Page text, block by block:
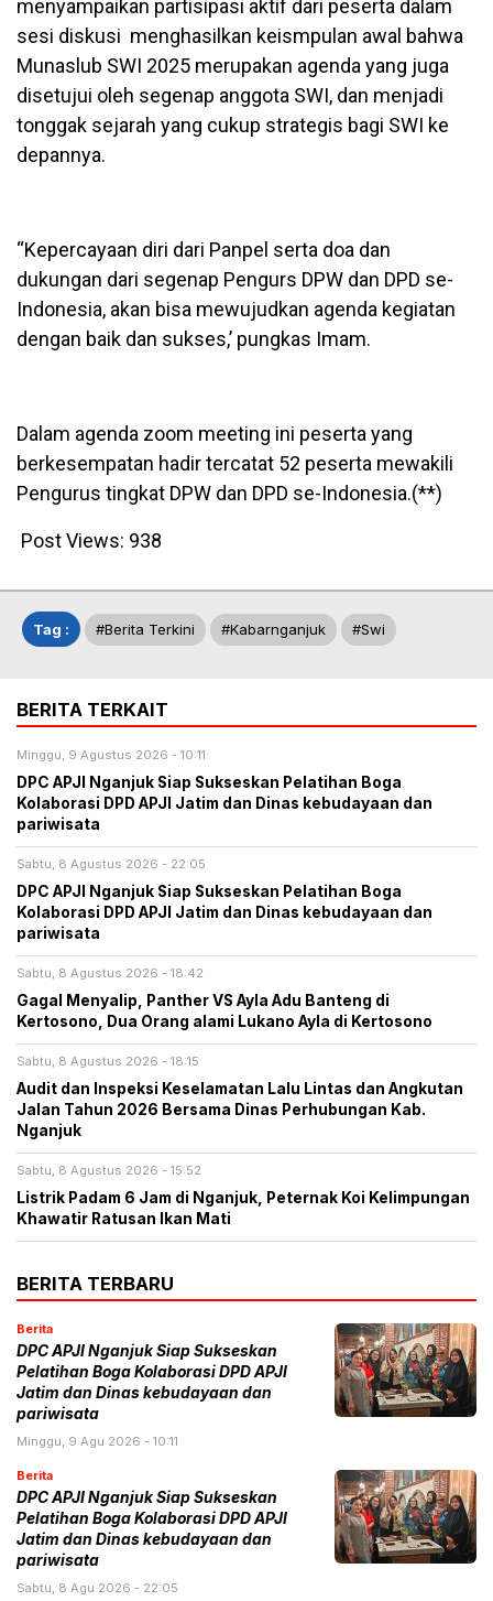
menyampaikan partisipasi aktif dari peserta dalam
sesi diskusi menghasilkan keismpulan awal bahwa
Munaslub SWI 2025 merupakan agenda yang juga
disetujui oleh segenap anggota SWI, dan menjadi
tonggak sejarah yang cukup strategis bagi SWI ke
depannya.
“Kepercayaan diri dari Panpel serta doa dan
dukungan dari segenap Pengurs DPW dan DPD se-
Indonesia, akan bisa mewujudkan agenda kegiatan
dengan baik dan sukses,’ pungkas Imam.
Dalam agenda zoom meeting ini peserta yang
berkesempatan hadir tercatat 52 peserta mewakili
Pengurus tingkat DPW dan DPD se-Indonesia.(**)
Post Views: 938
Tag : #berita Terkini #kabarnganjuk #swi
BERITA TERKAIT
Minggu, 9 Agustus 2026 - 10:11
DPC APJI Nganjuk Siap Sukseskan Pelatihan Boga
Kolaborasi DPD APJI Jatim dan Dinas kebudayaan dan
pariwisata
Sabtu, 8 Agustus 2026 - 22:05
DPC APJI Nganjuk Siap Sukseskan Pelatihan Boga
Kolaborasi DPD APJI Jatim dan Dinas kebudayaan dan
pariwisata
Sabtu, 8 Agustus 2026 - 18:42
Gagal Menyalip, Panther VS Ayla Adu Banteng di
Kertosono, Dua Orang alami Lukano Ayla di Kertosono
Sabtu, 8 Agustus 2026 - 18:15
Audit dan Inspeksi Keselamatan Lalu Lintas dan Angkutan
Jalan Tahun 2026 Bersama Dinas Perhubungan Kab.
Nganjuk
Sabtu, 8 Agustus 2026 - 15:52
Listrik Padam 6 Jam di Nganjuk, Peternak Koi Kelimpungan
Khawatir Ratusan Ikan Mati
BERITA TERBARU
Berita
DPC APJI Nganjuk Siap Sukseskan
Pelatihan Boga Kolaborasi DPD APJI
Jatim dan Dinas kebudayaan dan
pariwisata
Minggu, 9 Agu 2026 - 10:11
Berita
DPC APJI Nganjuk Siap Sukseskan
Pelatihan Boga Kolaborasi DPD APJI
Jatim dan Dinas kebudayaan dan
pariwisata
Sabtu, 8 Agu 2026 - 22:05